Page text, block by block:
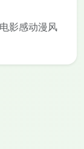
影感动漫风